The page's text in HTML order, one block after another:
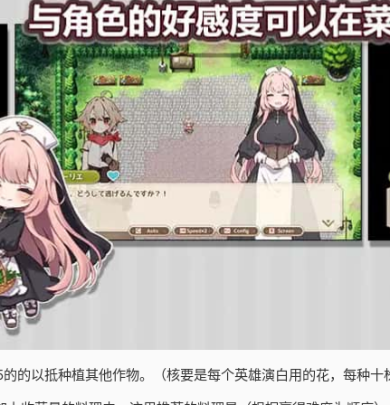
的以抵种植其他作物。（核要是每个英雄演白用的花，每种十